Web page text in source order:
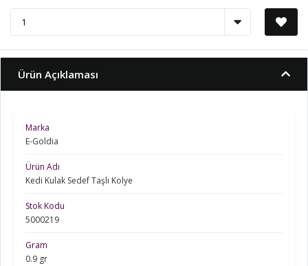
Ürün Açıklaması
Marka
E-Goldia
Ürün Adı
Kedi Kulak Sedef Taşlı Kolye
Stok Kodu
5000219
Gram
0.9 gr